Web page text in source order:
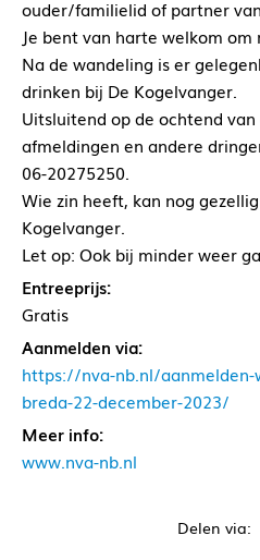
ouder/familielid of partner
Je bent van harte welkom
Na de wandeling is er
drinken bij De Kogelvanger.
Uitsluitend op de ochtend
afmeldingen en andere
06-20275250.
Wie zin heeft, kan nog
Kogelvanger.
Let op: Ook bij minder weer
Entreeprijs:
Gratis
Aanmelden via:
https://nva-nb.nl/
breda-22-december-2023/
Meer info:
www.nva-nb.nl